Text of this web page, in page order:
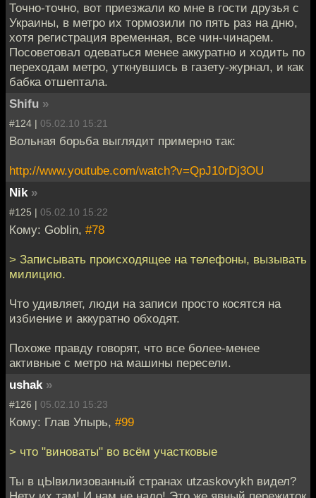
Точно-точно, вот приезжали ко мне в гости друзья с
Украины, в метро их тормозили по пять раз на дню,
хотя регистрация временная, все чин-чинарем.
Посоветовал одеваться менее аккуратно и ходить по
переходам метро, уткнувшись в газету-журнал, и как
бабка отшептала.
Shifu »
#124 | 05.02.10 15:21
Вольная борьба выглядит примерно так:
http://www.youtube.com/watch?v=QpJ10rDj3OU
Nik »
#125 | 05.02.10 15:22
Кому: Goblin, #78
> Записывать происходящее на телефоны, вызывать
милицию.
Что удивляет, люди на записи просто косятся на
избиение и аккуратно обходят.
Похоже правду говорят, что все более-менее
активные с метро на машины пересели.
ushak »
#126 | 05.02.10 15:23
Кому: Глав Упырь, #99
> что "виноваты" во всём участковые
Ты в цЫвилизованный странах utzaskovykh видел?